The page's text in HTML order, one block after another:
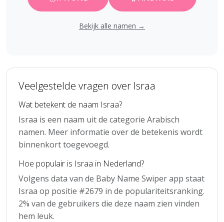
Bekijk alle namen →
Veelgestelde vragen over Israa
Wat betekent de naam Israa?
Israa is een naam uit de categorie Arabisch
namen. Meer informatie over de betekenis wordt
binnenkort toegevoegd.
Hoe populair is Israa in Nederland?
Volgens data van de Baby Name Swiper app staat
Israa op positie #2679 in de populariteitsranking.
2% van de gebruikers die deze naam zien vinden
hem leuk.